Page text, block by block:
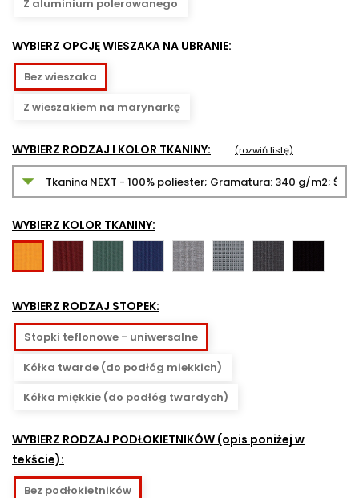
Z aluminium polerowanego
WYBIERZ OPCJĘ WIESZAKA NA UBRANIE:
Bez wieszaka
Z wieszakiem na marynarkę
WYBIERZ RODZAJ I KOLOR TKANINY: (rozwiń listę)
WYBIERZ KOLOR TKANINY:
1
żółty
NX-
7
bordowy
11
ciemnozielony
15
granatowy
NX-
10
NX-
12
NX-
14
16
WYBIERZ RODZAJ STOPEK:
Stopki teflonowe - uniwersalne
Kółka twarde (do podłóg miekkich)
Kółka miękkie (do podłóg twardych)
WYBIERZ RODZAJ PODŁOKIETNIKÓW (opis poniżej w
tekście):
Bez podłokietników